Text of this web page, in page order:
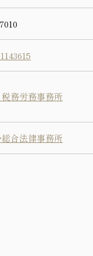
務労務事務所
合法律事務所